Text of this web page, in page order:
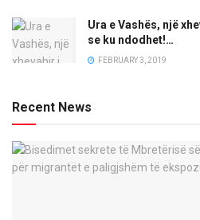
Ura e Vashës, një
se ku ndodhet!…
FEBRUARY 3, 2019
Recent News